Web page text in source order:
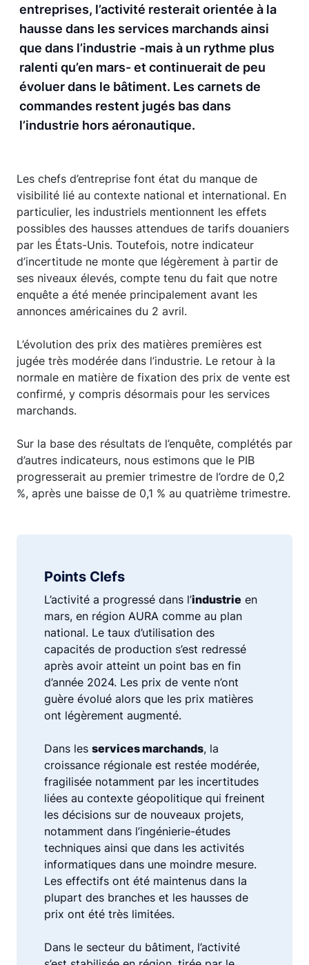
entreprises, l’activité resterait orientée à la
hausse dans les services marchands ainsi
que dans l’industrie -mais à un rythme plus
ralenti qu’en mars- et continuerait de peu
évoluer dans le bâtiment. Les carnets de
commandes restent jugés bas dans
l’industrie hors aéronautique.
Les chefs d’entreprise font état du manque de
visibilité lié au contexte national et international. En
particulier, les industriels mentionnent les effets
possibles des hausses attendues de tarifs douaniers
par les États-Unis. Toutefois, notre indicateur
d’incertitude ne monte que légèrement à partir de
ses niveaux élevés, compte tenu du fait que notre
enquête a été menée principalement avant les
annonces américaines du 2 avril.
L’évolution des prix des matières premières est
jugée très modérée dans l’industrie. Le retour à la
normale en matière de fixation des prix de vente est
confirmé, y compris désormais pour les services
marchands.
Sur la base des résultats de l’enquête, complétés par
d’autres indicateurs, nous estimons que le PIB
progresserait au premier trimestre de l’ordre de 0,2
%, après une baisse de 0,1 % au quatrième trimestre.
Points Clefs
L’activité a progressé dans l’industrie en
mars, en région AURA comme au plan
national. Le taux d’utilisation des
capacités de production s’est redressé
après avoir atteint un point bas en fin
d’année 2024. Les prix de vente n’ont
guère évolué alors que les prix matières
ont légèrement augmenté.
Dans les services marchands, la
croissance régionale est restée modérée,
fragilisée notamment par les incertitudes
liées au contexte géopolitique qui freinent
les décisions sur de nouveaux projets,
notamment dans l’ingénierie-études
techniques ainsi que dans les activités
informatiques dans une moindre mesure.
Les effectifs ont été maintenus dans la
plupart des branches et les hausses de
prix ont été très limitées.
Dans le secteur du bâtiment, l’activité